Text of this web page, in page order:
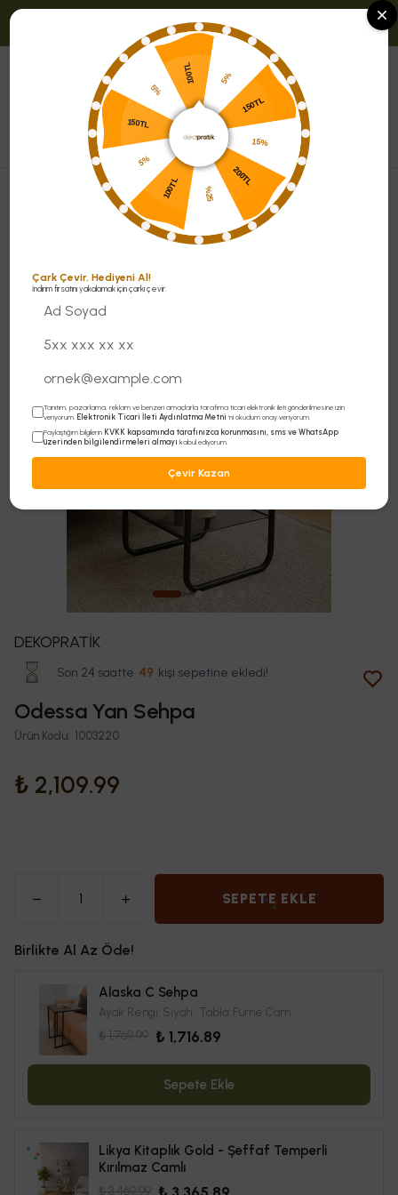
Yedek Parça Desteği!
Yan Sehpa Odessa Yan Sehpa
DEKOPRATİK
Son 24 saatte
466
kişi bu ürünü görüntüledi!
Odessa Yan Sehpa
Ürün Kodu: 1003220
₺ 2,109.99
Birlikte Al Az Öde!
Alaska C Sehpa
Ayak Rengi: Siyah · Tabla: Füme Cam
₺ 1,769.99 ₺ 1,716.89
Sepete Ekle
Likya Kitaplık Gold - Şeffaf Temperli
Kırılmaz Camlı
₺ 3,469.99
SEPETE EKLE
100TL
5%
15%
200TL
%25
100TL
5%
150TL
5%
Çark Çevir, Hediyeni Al!
İndirim fırsatını yakalamak için çarkı çevir.
Tanıtım, pazarlama, reklam ve benzeri amaçlarla tarafıma ticari elektronik ileti gönderilmesine izin
veriyorum. Elektronik Ticari İleti Aydınlatma Metni 'ni okudum onay veriyorum.
Paylaştığım bilgilerin KVKK kapsamında tarafınızca korunmasını, sms ve WhatsApp
üzerinden bilgilendirmeleri almayı kabul ediyorum.
Çevir Kazan